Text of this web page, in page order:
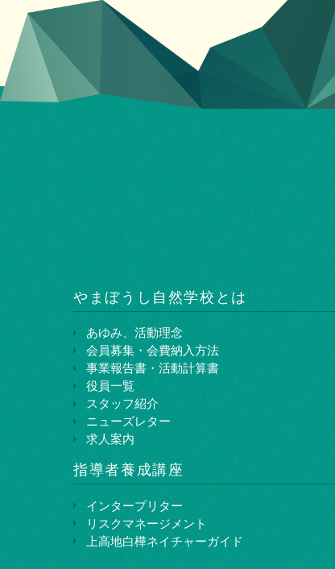
やまぼうし⾃然学校とは
あゆみ、活動理念
会員募集・会費納入方法
事業報告書・活動計算書
役員一覧
スタッフ紹介
ニューズレター
求人案内
指導者養成講座
インタープリター
リスクマネージメント
上⾼地⽩樺ネイチャーガイド